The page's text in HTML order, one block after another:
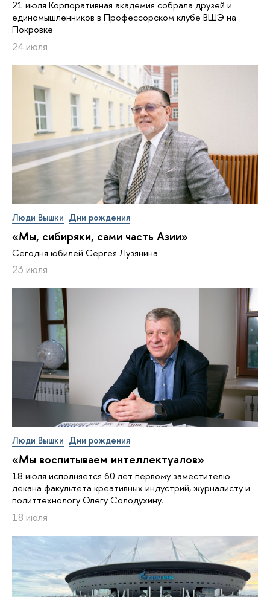
21 июля Корпоративная академия собрала друзей и
единомышленников в Профессорском клубе ВШЭ на
Покровке
24 июля
Люди Вышки Дни рождения
«Мы, сибиряки, сами часть Азии»
Сегодня юбилей Сергея Лузянина
23 июля
Люди Вышки Дни рождения
«Мы воспитываем интеллектуалов»
18 июля исполняется 60 лет первому заместителю
декана факультета креативных индустрий, журналисту и
политтехнологу Олегу Солодухину.
18 июля